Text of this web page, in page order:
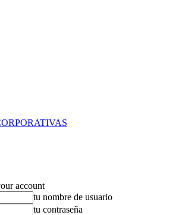
account
tu nombre de usuario
tu contraseña